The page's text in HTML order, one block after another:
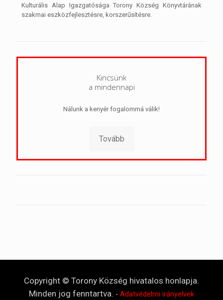
Kulturális Alap Igazgatósága Torony Község Könyvtárának
szakmai eszközfejlesztésre, korszerűsítésre.
Kincsünk
a mindennapi
Nálunk a kenyér fogalommá válik!
Tovább
Copyright © Torony Község hivatalos honlapja.
Minden jog fenntartva. - Adatvédelmi irányelvek